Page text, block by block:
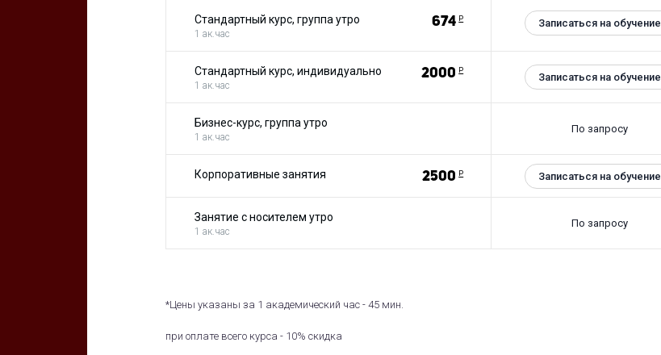
Стандартный курс, группа утро
1 ак.час
674 Р Записаться на обучение
Стандартный курс, индивидуально
1 ак.час
2000 Р
Записаться на обучение
Бизнес-курс, группа утро
1 ак.час
По запросу
Корпоративные занятия 2500 Р Записаться на обучение
Занятие с носителем утро
1 ак.час
По запросу
*Цены указаны за 1 академический час - 45 мин.
при оплате всего курса - 10% скидка